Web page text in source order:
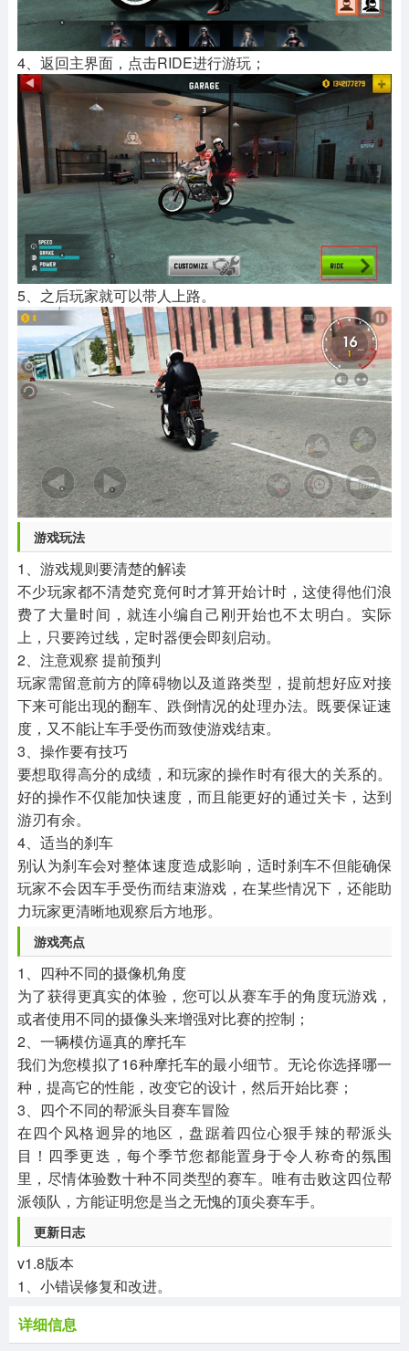
4、返回主界面，点击RIDE进行游玩；
5、之后玩家就可以带人上路。
游戏玩法
1、游戏规则要清楚的解读
不少玩家都不清楚究竟何时才算开始计时，这使得他们浪
费了大量时间，就连小编自己刚开始也不太明白。实际
上，只要跨过线，定时器便会即刻启动。
2、注意观察 提前预判
玩家需留意前方的障碍物以及道路类型，提前想好应对接
下来可能出现的翻车、跌倒情况的处理办法。既要保证速
度，又不能让车手受伤而致使游戏结束。
3、操作要有技巧
要想取得高分的成绩，和玩家的操作时有很大的关系的。
好的操作不仅能加快速度，而且能更好的通过关卡，达到
游刃有余。
4、适当的刹车
别认为刹车会对整体速度造成影响，适时刹车不但能确保
玩家不会因车手受伤而结束游戏，在某些情况下，还能助
力玩家更清晰地观察后方地形。
游戏亮点
1、四种不同的摄像机角度
为了获得更真实的体验，您可以从赛车手的角度玩游戏，
或者使用不同的摄像头来增强对比赛的控制；
2、一辆模仿逼真的摩托车
我们为您模拟了16种摩托车的最小细节。无论你选择哪一
种，提高它的性能，改变它的设计，然后开始比赛；
3、四个不同的帮派头目赛车冒险
在四个风格迥异的地区，盘踞着四位心狠手辣的帮派头
目！四季更迭，每个季节您都能置身于令人称奇的氛围
里，尽情体验数十种不同类型的赛车。唯有击败这四位帮
派领队，方能证明您是当之无愧的顶尖赛车手。
更新日志
v1.8版本
1、小错误修复和改进。
详细信息